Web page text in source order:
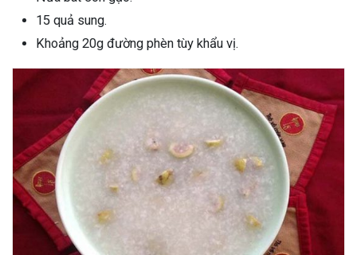
15 quả sung.
Khoảng 20g đường phèn tùy khẩu vị.